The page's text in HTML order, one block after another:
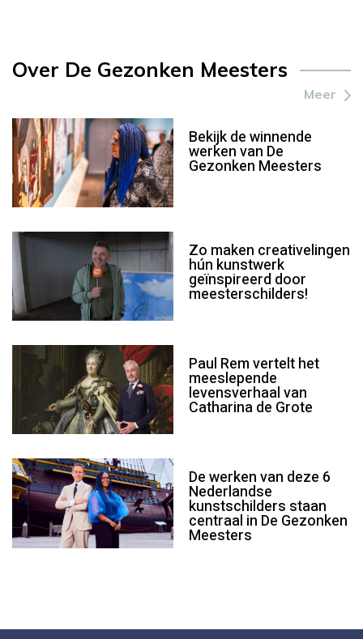
Over De Gezonken Meesters
Meer
Bekijk de winnende
werken van De
Gezonken Meesters
Zo maken creativelingen
hún kunstwerk
geïnspireerd door
meesterschilders!
Paul Rem vertelt het
meeslepende
levensverhaal van
Catharina de Grote
De werken van deze 6
Nederlandse
kunstschilders staan
centraal in De Gezonken
Meesters